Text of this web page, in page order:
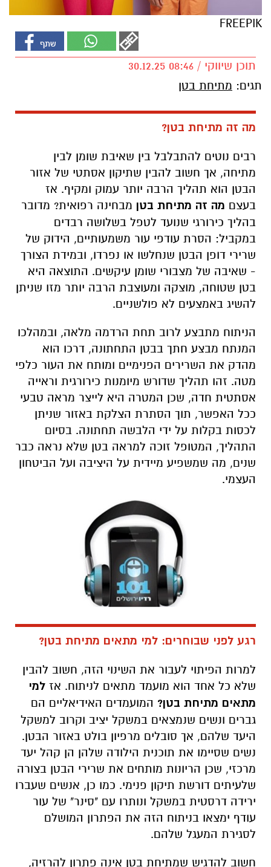
FREEPIK
תוכן שיווקי / 08:46 30.12.25
תגים: מתיחת בטן
מה זה מתיחת בטן?
רבים נוטים להתבלבל בין שאיבת שומן לבין
מתיחה, אך חשוב להבין שתיקון אסתטי של אזור
הבטן הוא תהליך הרבה יותר עמוק ומקיף. אז
בעצם מה זה מתיחת בטן מבחינה רפואית? מדובר
בהליך כירורגי שנועד לטפל בשלושה רבדים
במקביל: הסרת עודפי עור משמעותיים, הידוק של
שרירי דופן הבטן שנחלשו או נפרדו, ובמידת הצורך
- שאיבה של מצבורי שומן עיקשים. התוצאה היא
בטן שטוחה, מוצקה ומעוצבת הרבה יותר מזו שניתן
להשיג באמצעים לא פולשניים.
הניתוח מתבצע לרוב תחת הרדמה מלאה, ובמהלכו
המנתח מבצע חתך בבטן התחתונה, דרכו הוא
מהדק את השרירים הפנימיים ומותח את העור כלפי
מטה. זהו תהליך שדורש מיומנות כירורגית וראייה
אסתטית חדה, שכן המטרה היא לייצר מראה טבעי
ככל האפשר, תוך הסתרת הצלקת באזור שניתן
לכסות בקלות על ידי הלבשה תחתונה. בסיום
התהליך, המטופל זוכה למראה בטן שלא נראה כבר
שנים, מה שמשפיע מיידית על היציבה ועל הביטחון
העצמי.
רגע לפני שבוחרים: למי מתאים מתיחת בטן?
למרות הפיתוי לעבור את השינוי הזה, חשוב להבין
שלא כל אחד הוא מועמד מתאים לניתוח. אז למי
מתאים מתיחת בטן? המועמדים האידיאליים הם
גברים ונשים שנמצאים במשקל יציב וקרוב למשקל
היעד שלהם, אך סובלים מרפיון בולט באזור הבטן.
נשים שסיימו את תוכנית הילודה שלהן הן קהל יעד
מרכזי, שכן הריונות מותחים את שרירי הבטן בצורה
שלעיתים דורשת תיקון פנימי. כמו כן, אנשים שעברו
ירידה דרסטית במשקל ונותרו עם "סינר" של עור
עודף ימצאו בניתוח הזה את הפתרון המושלם
לסגירת המעגל שלהם.
חשוב להדגיש שמתיחת בטן אינה פתרון להרזיה,